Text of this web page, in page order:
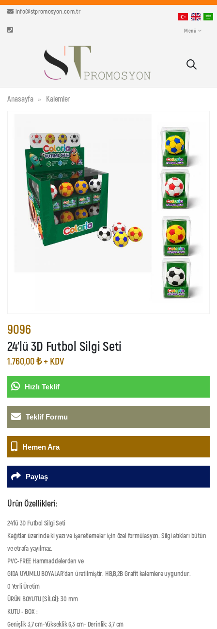
info@stpromosyon.com.tr
Menü
Anasayfa Kalemler
9096
24’lü 3D Futbol Silgi Seti
1.760,00 ₺ + KDV
Hızlı Teklif
Teklif Formu
Hemen Ara
Paylaş
Ürün Özellikleri:
24’lü 3D Futbol Silgi Seti
Kağıtlar üzerinde ki yazı ve işaretlemeler için özel formülasyon. Silgi atıkları bütün
ve etrafa yayılmaz.
PVC-FREE Hammaddelerden ve
GIDA UYUMLU BOYALAR’dan üretilmiştir. HB,B,2B Grafit kalemlere uygundur.
0 Yerli Üretim
ÜRÜN BOYUTU (SİLGİ): 30 mm
KUTU - BOX :
Genişlik 3,7 cm-Yükseklik 6,3 cm- Derinlik: 3,7 cm